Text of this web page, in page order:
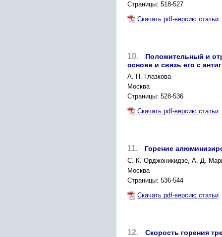
Страницы: 518-527
Скачать pdf-версию статьи
10.
Положительный и
основе и связь его с
A. П. Глазкова
Москва
Страницы: 528-536
Скачать pdf-версию статьи
11. Горение
C. К. Орджоникидзе, А. Д.
Москва
Страницы: 536-544
Скачать pdf-версию статьи
12. Скорость горения